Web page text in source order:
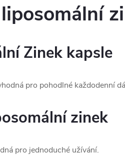
Zinek kapsle
pro pohodlné každodenní
zinek
pro jednoduché užívání.